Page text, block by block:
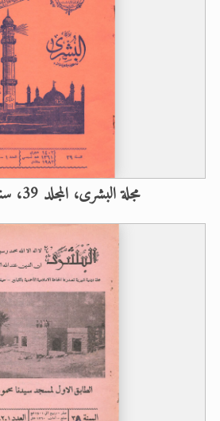
مجلة البشرى، المجلد 39، سنة 1982م